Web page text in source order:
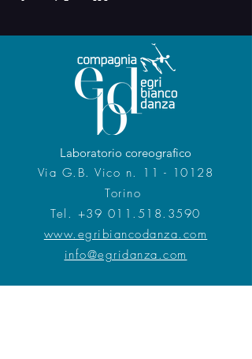
Laboratorio coreografico
Via G.B. Vico n. 11 - 10128
Torino
Tel. +39 011.518.3590
www.egribiancodanza.com
info@egridanza.com